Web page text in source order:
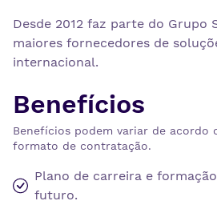
Desde 2012 faz parte do Grupo
maiores fornecedores de
internacional.
Benefícios
Benefícios podem variar de acordo
formato de contratação.
Plano de carreira e
futuro.